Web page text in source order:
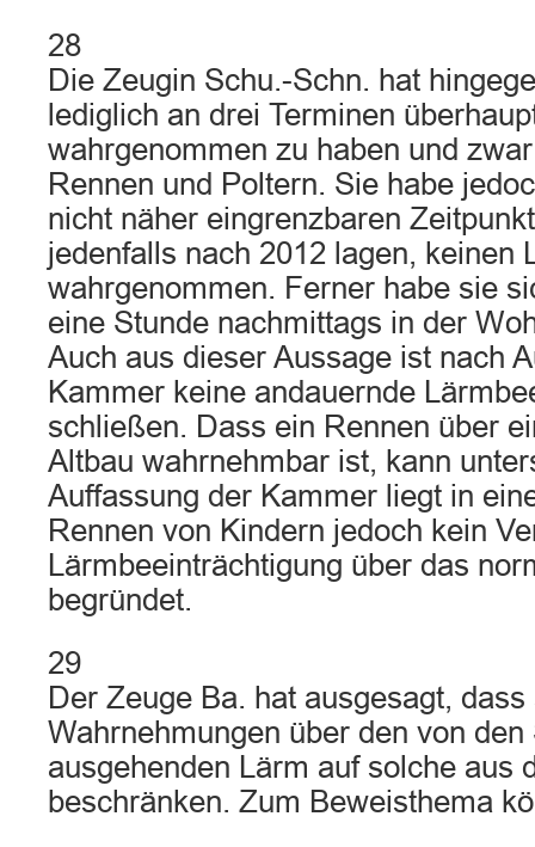
28
Die Zeugin Schu.-Schn. hat
lediglich an drei Terminen
wahrgenommen zu haben und
Rennen und Poltern. Sie habe
nicht näher eingrenzbaren
jedenfalls nach 2012 lagen, keinen
wahrgenommen. Ferner habe sie
eine Stunde nachmittags in der
Auch aus dieser Aussage ist nach
Kammer keine andauernde
schließen. Dass ein Rennen über
Altbau wahrnehmbar ist, kann
Auffassung der Kammer liegt in
Rennen von Kindern jedoch kein
Lärmbeeinträchtigung über das
begründet.
29
Der Zeuge Ba. hat ausgesagt,
Wahrnehmungen über den von
ausgehenden Lärm auf solche aus
beschränken. Zum Beweisthema